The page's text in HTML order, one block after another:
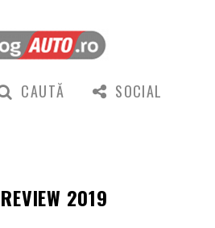
CAUTĂ SOCIAL
2019